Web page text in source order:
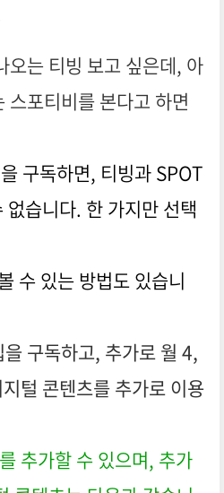
오는 티빙 보고 싶은데, 아
스포티비를 본다고 하면
구독하면, 티빙과 SPOT
습니다. 한 가지만 선택
수 있는 방법도 있습니
구독하고, 추가로 월 4,
털 콘텐츠를 추가로 이용
추가할 수 있으며, 추가